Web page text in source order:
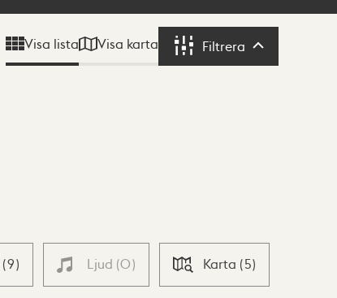
Visa lista Visa karta Filtrera Filtrera
(9) Ljud (0) Karta (5)